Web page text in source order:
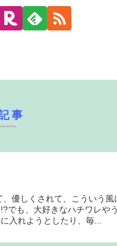
事
優しくされて、こういう
でも、大好きなハチワレや
入れようとしたり、毎...